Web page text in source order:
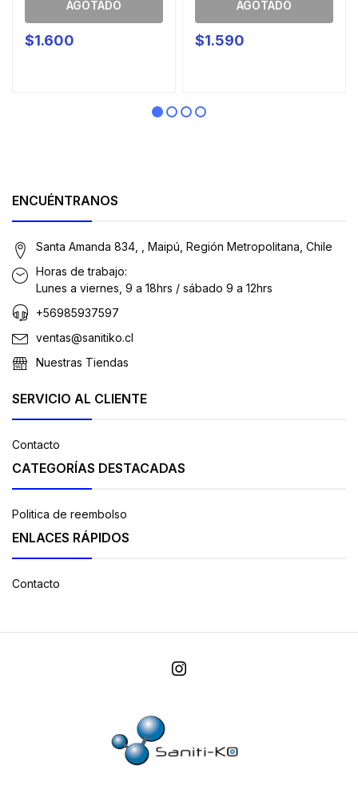
AGOTADO
$1.600
AGOTADO
$1.590
ENCUÉNTRANOS
Santa Amanda 834, , Maipú, Región Metropolitana, Chile
Horas de trabajo:
Lunes a viernes, 9 a 18hrs / sábado 9 a 12hrs
+56985937597
ventas@sanitiko.cl
Nuestras Tiendas
SERVICIO AL CLIENTE
Contacto
CATEGORÍAS DESTACADAS
Politica de reembolso
ENLACES RÁPIDOS
Contacto